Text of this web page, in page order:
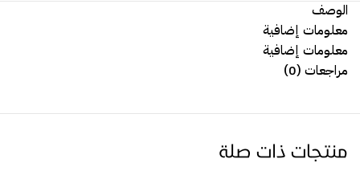
الوصف
معلومات إضافية
معلومات إضافية
مراجعات (0)
منتجات ذات صلة